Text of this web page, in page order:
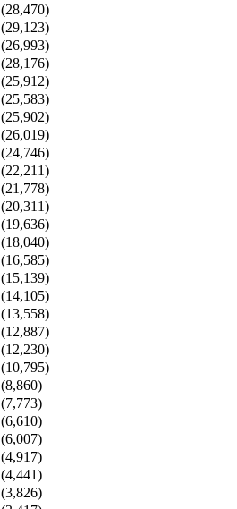
(28,470)
(29,123)
(26,993)
(28,176)
(25,912)
(25,583)
(25,902)
(26,019)
(24,746)
(22,211)
(21,778)
(20,311)
(19,636)
(18,040)
(16,585)
(15,139)
(14,105)
(13,558)
(12,887)
(12,230)
(10,795)
(8,860)
(7,773)
(6,610)
(6,007)
(4,917)
(4,441)
(3,826)